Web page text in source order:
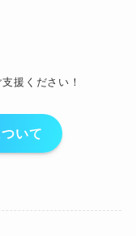
援ください！
いて